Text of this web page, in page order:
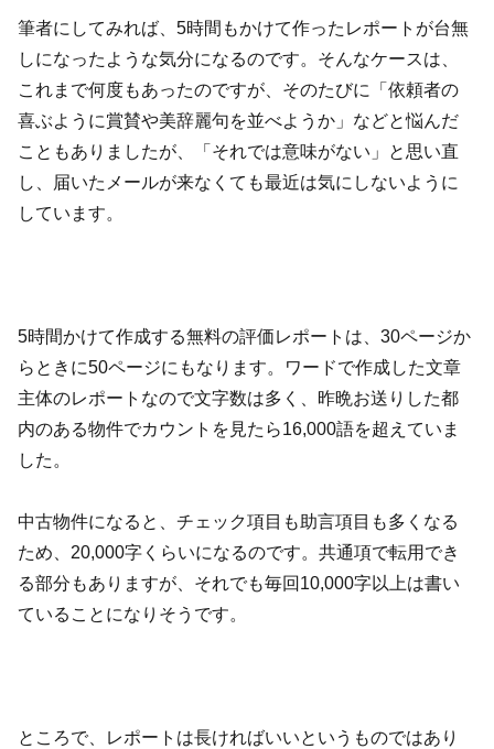
筆者にしてみれば、5時間もかけて作ったレポートが台無
しになったような気分になるのです。そんなケースは、
これまで何度もあったのですが、そのたびに「依頼者の
喜ぶように賞賛や美辞麗句を並べようか」などと悩んだ
こともありましたが、「それでは意味がない」と思い直
し、届いたメールが来なくても最近は気にしないように
しています。
5時間かけて作成する無料の評価レポートは、30ページか
らときに50ページにもなります。ワードで作成した文章
主体のレポートなので文字数は多く、昨晩お送りした都
内のある物件でカウントを見たら16,000語を超えていま
した。
中古物件になると、チェック項目も助言項目も多くなる
ため、20,000字くらいになるのです。共通項で転用でき
る部分もありますが、それでも毎回10,000字以上は書い
ていることになりそうです。
ところで、レポートは長ければいいというものではあり